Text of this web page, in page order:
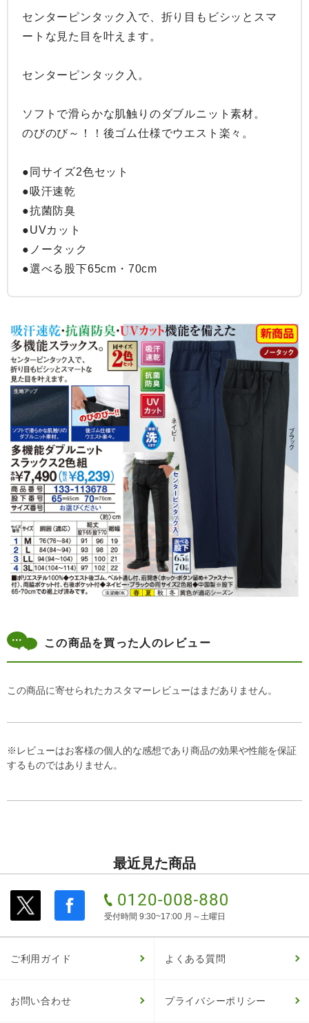
センターピンタック入で、折り目もビシッとスマ
ートな見た目を叶えます。
センターピンタック入。
ソフトで滑らかな肌触りのダブルニット素材。
のびのび～！！後ゴム仕様でウエスト楽々。
●同サイズ2色セット
●吸汗速乾
●抗菌防臭
●UVカット
●ノータック
●選べる股下65cm・70cm
この商品を買った人のレビュー
この商品に寄せられたカスタマーレビューはまだありません。
※レビューはお客様の個人的な感想であり商品の効果や性能を保証
するものではありません。
最近見た商品
受付時間 9:30~17:00 月～土曜日
ご利用ガイド よくある質問
お問い合わせ プライバシーポリシー